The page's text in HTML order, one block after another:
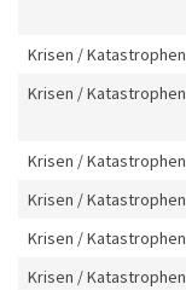
Krisen / Katastrophen
Krisen / Katastrophen
Krisen / Katastrophen
Krisen / Katastrophen
Krisen / Katastrophen
Krisen / Katastrophen